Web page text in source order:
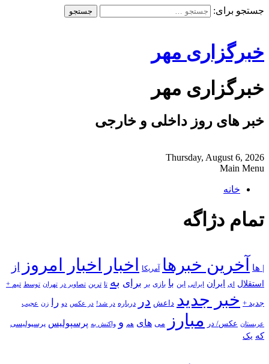
جستجو برای:
خبرگزاری مهر
خبرگزاری مهر
خبر های روز داخلی و خارجی
Thursday, August 6, 2026
Main Menu
خانه
تمام دژاگه
| ها آخرین خبرها آمریکا اخبار اخبار امروز از
استقلال ای ایران ایرانی این با بازی بر برای به تا ترین تصاویر در تهران توسط تیم +
جدید + خبر جدید داعش در درباره در شد! در عکس دو را زن عجیب
عربستان عکس/ در مبارز می های هم و واکنش به پرسپولیس پرسپولیسی
که یک